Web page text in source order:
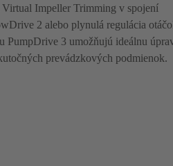
Virtual Impeller Trimming v spojení
2 alebo plynulá regulácia
PumpDrive 3 umožňujú ideálnu
prevádzkových podmienok.